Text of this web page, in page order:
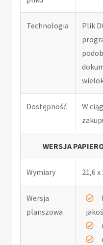
Technologia
Plik
Dostępność
W
WERSJA
Wymiary 21,6 x
Wersja
planszowa